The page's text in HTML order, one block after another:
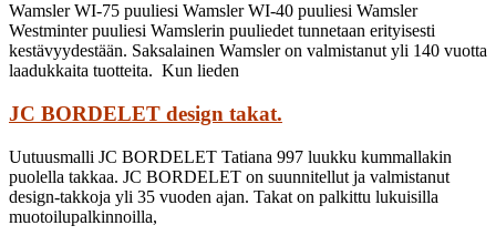
Wamsler WI-75 puuliesi Wamsler WI-40 puuliesi Wamsler
Westminter puuliesi Wamslerin puuliedet tunnetaan erityisesti
kestävyydestään. Saksalainen Wamsler on valmistanut yli 140 vuotta
laadukkaita tuotteita. Kun lieden
JC BORDELET design takat.
Uutuusmalli JC BORDELET Tatiana 997 luukku kummallakin
puolella takkaa. JC BORDELET on suunnitellut ja valmistanut
design-takkoja yli 35 vuoden ajan. Takat on palkittu lukuisilla
muotoilupalkinnoilla,